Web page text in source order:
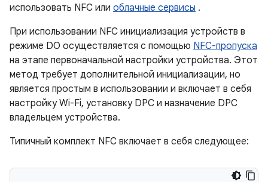
использовать NFC или облачные сервисы .
При использовании NFC инициализация устройств в
режиме DO осуществляется с помощью NFC-пропуска
на этапе первоначальной настройки устройства. Этот
метод требует дополнительной инициализации, но
является простым в использовании и включает в себя
настройку Wi-Fi, установку DPC и назначение DPC
владельцем устройства.
Типичный комплект NFC включает в себя следующее: